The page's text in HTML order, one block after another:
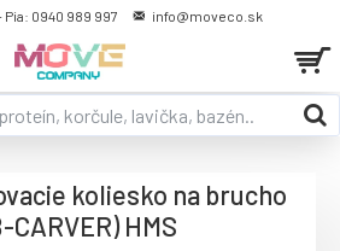
Pia: 0940 989 997 info@moveco.sk
koliesko na brucho
CARVER) HMS